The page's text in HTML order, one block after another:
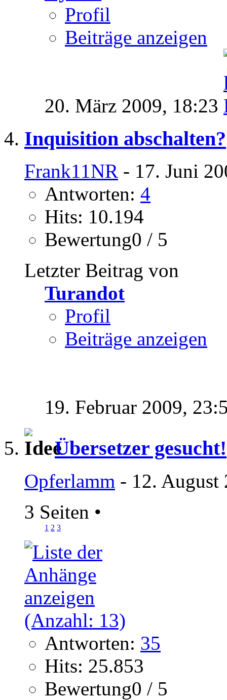
Profil
Beiträge anzeigen
20. März 2009, 18:23
Inquisition abschalten?
Frank11NR - 17. Juni
Antworten: 4
Hits: 10.194
Bewertung0 / 5
Letzter Beitrag von
Turandot
Profil
Beiträge anzeigen
19. Februar 2009,
Übersetzer gesucht!
Opferlamm - 12. August
3 Seiten •
1 2 3
Antworten: 35
Hits: 25.853
Bewertung0 / 5